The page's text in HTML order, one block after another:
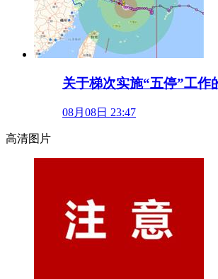
关于梯次实施“五停”工作
08月08日 23:47
高清图片